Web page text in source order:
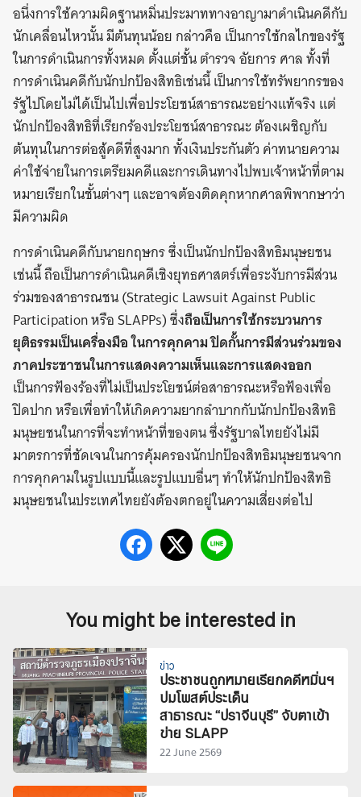
อนึ่งการใช้ความผิดฐานหมิ่นประมาททางอาญามาดำเนินคดีกับ
นักเคลื่อนไหวนั้น มีต้นทุนน้อย กล่าวคือ เป็นการใช้กลไกของรัฐ
ในการดำเนินการทั้งหมด ตั้งแต่ชั้น ตำรวจ อัยการ ศาล ทั้งที่
การดำเนินคดีกับนักปกป้องสิทธิเช่นนี้ เป็นการใช้ทรัพยากรของ
รัฐไปโดยไม่ได้เป็นไปเพื่อประโยชน์สาธารณะอย่างแท้จริง แต่
นักปกป้องสิทธิที่เรียกร้องประโยชน์สาธารณะ ต้องเผชิญกับ
ต้นทุนในการต่อสู้คดีที่สูงมาก ทั้งเงินประกันตัว ค่าทนายความ
ค่าใช้จ่ายในการเตรียมคดีและการเดินทางไปพบเจ้าหน้าที่ตาม
หมายเรียกในชั้นต่างๆ และอาจต้องติดคุกหากศาลพิพากษาว่า
มีความผิด
การดำเนินคดีกับนายกฤษกร ซึ่งเป็นนักปกป้องสิทธิมนุษยชน
เช่นนี้ ถือเป็นการดำเนินคดีเชิงยุทธศาสตร์เพื่อระงับการมีส่วน
ร่วมของสาธารณชน (Strategic Lawsuit Against Public
Participation หรือ SLAPPs) ซึ่งถือเป็นการใช้กระบวนการ
ยุติธรรมเป็นเครื่องมือ ในการคุกคาม ปิดกั้นการมีส่วนร่วมของ
ภาคประชาชนในการแสดงความเห็นและการแสดงออก
เป็นการฟ้องร้องที่ไม่เป็นประโยชน์ต่อสาธารณะหรือฟ้องเพื่อ
ปิดปาก หรือเพื่อทำให้เกิดความยากลำบากกับนักปกป้องสิทธิ
มนุษยชนในการที่จะทำหน้าที่ของตน ซึ่งรัฐบาลไทยยังไม่มี
มาตรการที่ชัดเจนในการคุ้มครองนักปกป้องสิทธิมนุษยชนจาก
การคุกคามในรูปแบบนี้และรูปแบบอื่นๆ ทำให้นักปกป้องสิทธิ
มนุษยชนในประเทศไทยยังต้องตกอยู่ในความเสี่ยงต่อไป
You might be interested in
ข่าว
ประชาชนถูกหมายเรียกคดีหมิ่นฯ
ปมโพสต์ประเด็น
สาธารณะ “ปราจีนบุรี” จับตาเข้า
ข่าย SLAPP
22 June 2569